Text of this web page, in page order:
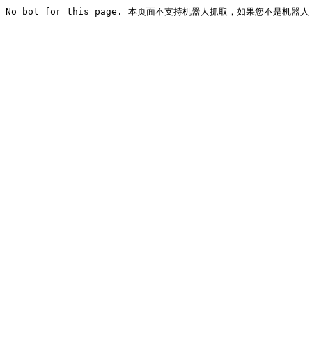
No bot for this page. 本页面不支持机器人抓取，如果您不是机器人，